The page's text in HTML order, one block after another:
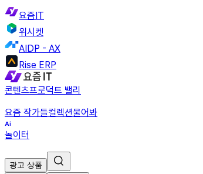
요즘IT
위시켓
AIDP - AX
Rise ERP
콘텐츠프로덕트 밸리
요즘 작가들컬렉션물어봐
놀이터
광고 상품